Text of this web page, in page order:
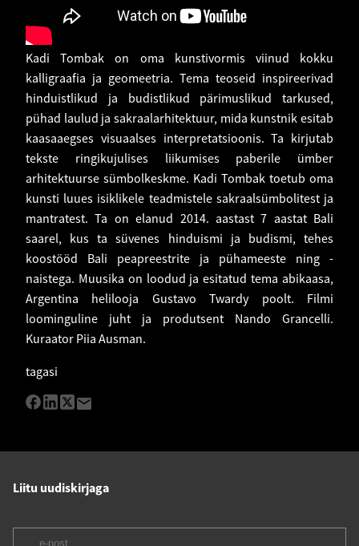
Kadi Tombak on oma kunstivormis viinud kokku
kalligraafia ja geomeetria. Tema teoseid inspireerivad
hinduistlikud ja budistlikud pärimuslikud tarkused,
pühad laulud ja sakraalarhitektuur, mida kunstnik esitab
kaasaaegses visuaalses interpretatsioonis. Ta kirjutab
tekste ringikujulises liikumises paberile ümber
arhitektuurse sümbolkeskme. Kadi Tombak toetub oma
kunsti luues isiklikele teadmistele sakraalsümbolitest ja
mantratest. Ta on elanud 2014. aastast 7 aastat Bali
saarel, kus ta süvenes hinduismi ja budismi, tehes
koostööd Bali peapreestrite ja pühameeste ning -
naistega. Muusika on loodud ja esitatud tema abikaasa,
Argentina helilooja Gustavo Twardy poolt. Filmi
loominguline juht ja produtsent Nando Grancelli.
Kuraator Piia Ausman.
tagasi
Liitu uudiskirjaga